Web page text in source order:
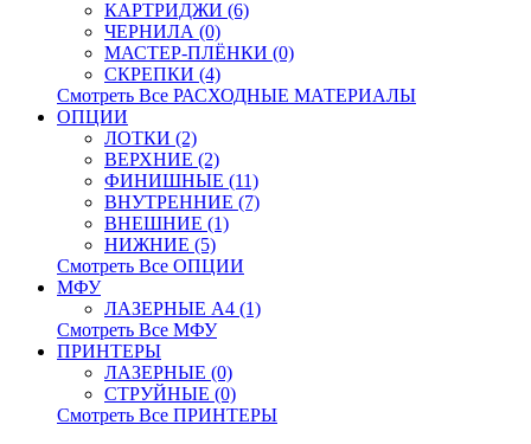
КАРТРИДЖИ (6)
ЧЕРНИЛА (0)
МАСТЕР-ПЛЁНКИ (0)
СКРЕПКИ (4)
Смотреть Все РАСХОДНЫЕ МАТЕРИАЛЫ
ОПЦИИ
ЛОТКИ (2)
ВЕРХНИЕ (2)
ФИНИШНЫЕ (11)
ВНУТРЕННИЕ (7)
ВНЕШНИЕ (1)
НИЖНИЕ (5)
Смотреть Все ОПЦИИ
МФУ
ЛАЗЕРНЫЕ A4 (1)
Смотреть Все МФУ
ПРИНТЕРЫ
ЛАЗЕРНЫЕ (0)
СТРУЙНЫЕ (0)
Смотреть Все ПРИНТЕРЫ